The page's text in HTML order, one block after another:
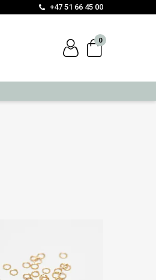
+47 51 66 45 00
0